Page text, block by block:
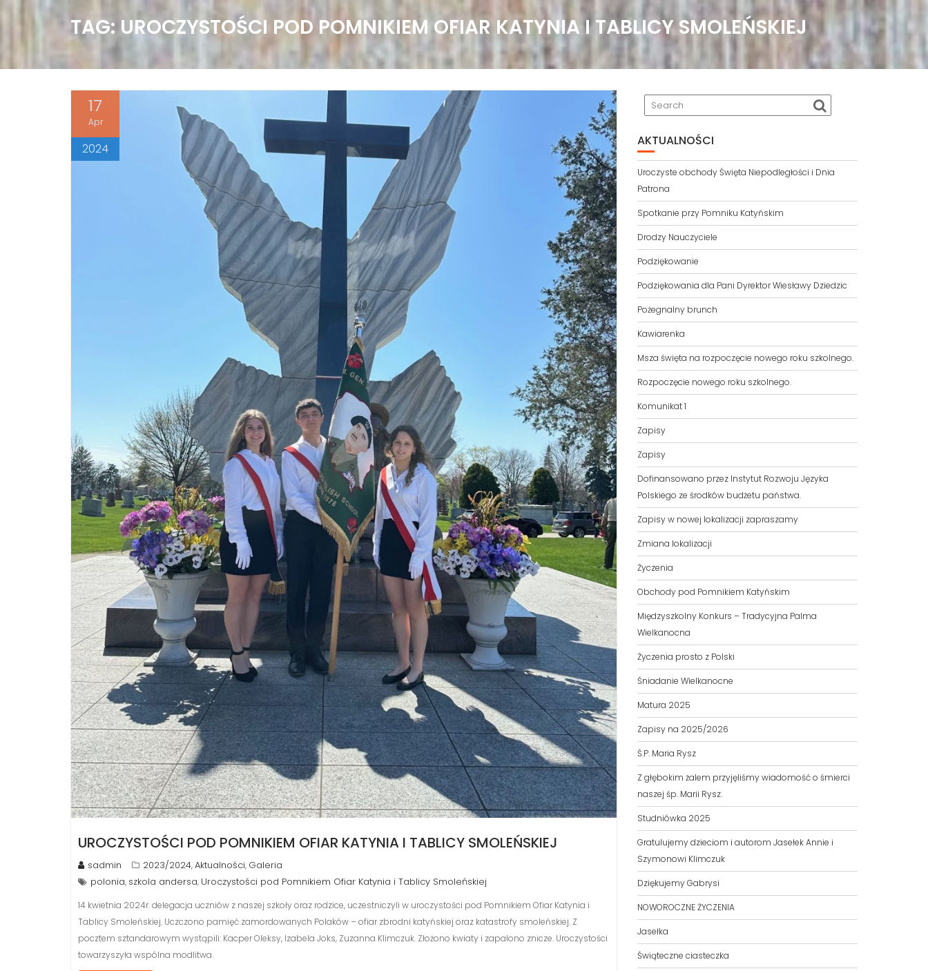
TAG: UROCZYSTOŚCI POD POMNIKIEM OFIAR KATYNIA I TABLICY SMOLEŃSKIEJ
17
Apr
2024
UROCZYSTOŚCI POD POMNIKIEM OFIAR KATYNIA I TABLICY SMOLEŃSKIEJ
sadmin 2023/2024,Aktualności, Galeria
polonia, szkola andersa, Uroczystości pod Pomnikiem Ofiar Katynia i Tablicy Smoleńskiej
14 kwietnia 2024r. delegacja uczniów z naszej szkoły oraz rodzice, uczestniczyli w uroczystości pod Pomnikiem Ofiar Katynia i
Tablicy Smoleńskiej. Uczczono pamięć zamordowanych Polaków – ofiar zbrodni katyńskiej oraz katastrofy smoleńskiej. Z
pocztem sztandarowym wystąpili: Kacper Oleksy, Izabela Joks, Zuzanna Klimczuk. Złożono kwiaty i zapalono znicze. Uroczystości
towarzyszyła wspólna modlitwa.
AKTUALNOŚCI
Uroczyste obchody Święta Niepodległości i Dnia
Patrona
Spotkanie przy Pomniku Katyńskim
Drodzy Nauczyciele
Podziękowanie
Podziękowania dla Pani Dyrektor Wiesławy Dziedzic
Pożegnalny brunch
Kawiarenka
Msza święta na rozpoczęcie nowego roku szkolnego.
Rozpoczęcie nowego roku szkolnego.
Komunikat 1
Zapisy
Zapisy
Dofinansowano przez Instytut Rozwoju Języka
Polskiego ze środków budżetu państwa.
Zapisy w nowej lokalizacji zapraszamy
Zmiana lokalizacji
Życzenia
Obchody pod Pomnikiem Katyńskim
Międzyszkolny Konkurs – Tradycyjna Palma
Wielkanocna
Życzenia prosto z Polski
Śniadanie Wielkanocne
Matura 2025
Zapisy na 2025/2026
Ś.P. Maria Rysz
Z głębokim żalem przyjęliśmy wiadomość o śmierci
naszej śp. Marii Rysz.
Studniówka 2025
Gratulujemy dzieciom i autorom Jasełek Annie i
Szymonowi Klimczuk
Dziękujemy Gabrysi
NOWOROCZNE ŻYCZENIA
Jasełka
Świąteczne ciasteczka